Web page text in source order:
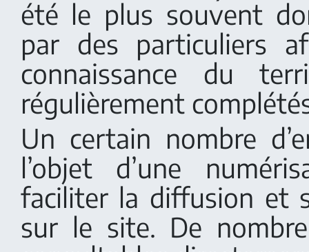
été le plus souvent
par des particuliers
connaissance du
régulièrement
Un certain nombre
l’objet d’une
faciliter la diffusion et
sur le site. De